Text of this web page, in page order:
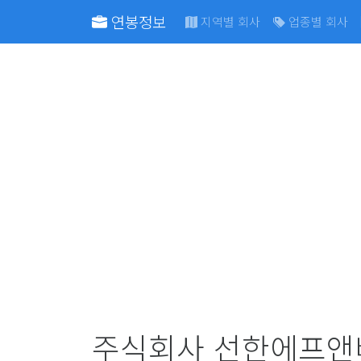
연봉정보 지역별 회사 업종별 회사
주식회사 선한에프앤